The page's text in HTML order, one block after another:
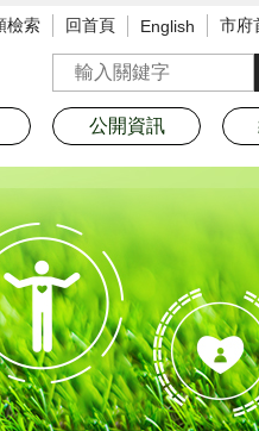
檢索 回首頁 English 市府
搜尋
公開資訊